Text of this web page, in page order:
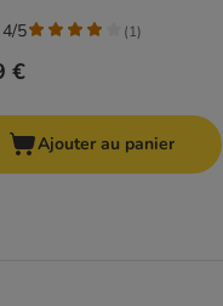
€
5 (1)
Ajouter au panier